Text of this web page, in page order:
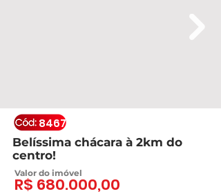
8467
Belíssima chácara à 2km do
centro!
Valor do imóvel
R$ 680.000,00